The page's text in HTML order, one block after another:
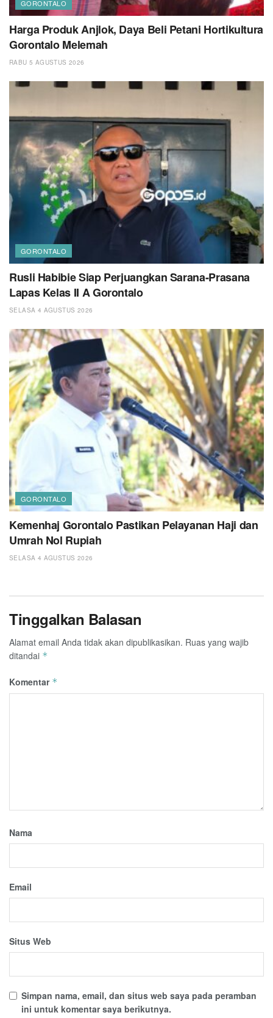
GORONTALO
Harga Produk Anjlok, Daya Beli Petani Hortikultura
Gorontalo Melemah
RABU 5 AGUSTUS 2026
GORONTALO
Rusli Habibie Siap Perjuangkan Sarana-Prasana
Lapas Kelas II A Gorontalo
SELASA 4 AGUSTUS 2026
GORONTALO
Kemenhaj Gorontalo Pastikan Pelayanan Haji dan
Umrah Nol Rupiah
SELASA 4 AGUSTUS 2026
Tinggalkan Balasan
Alamat email Anda tidak akan dipublikasikan. Ruas yang wajib
ditandai *
Komentar *
Nama
Email
Situs Web
Simpan nama, email, dan situs web saya pada peramban
ini untuk komentar saya berikutnya.